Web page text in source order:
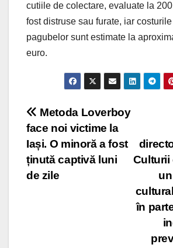
cutiile de colectare, evaluate la
fost distruse sau furate, iar
pagubelor sunt estimate la
euro.
Post
navigation
Culturii
în
Metoda Loverboy
face noi victime la
Iași. O minoră a fost
ținută captivă luni
de zile